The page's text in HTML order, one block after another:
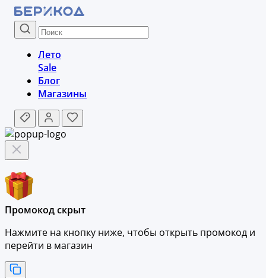
Лето
Sale
Блог
Магазины
Промокод скрыт
Нажмите на кнопку ниже, чтобы открыть промокод и
перейти в магазин